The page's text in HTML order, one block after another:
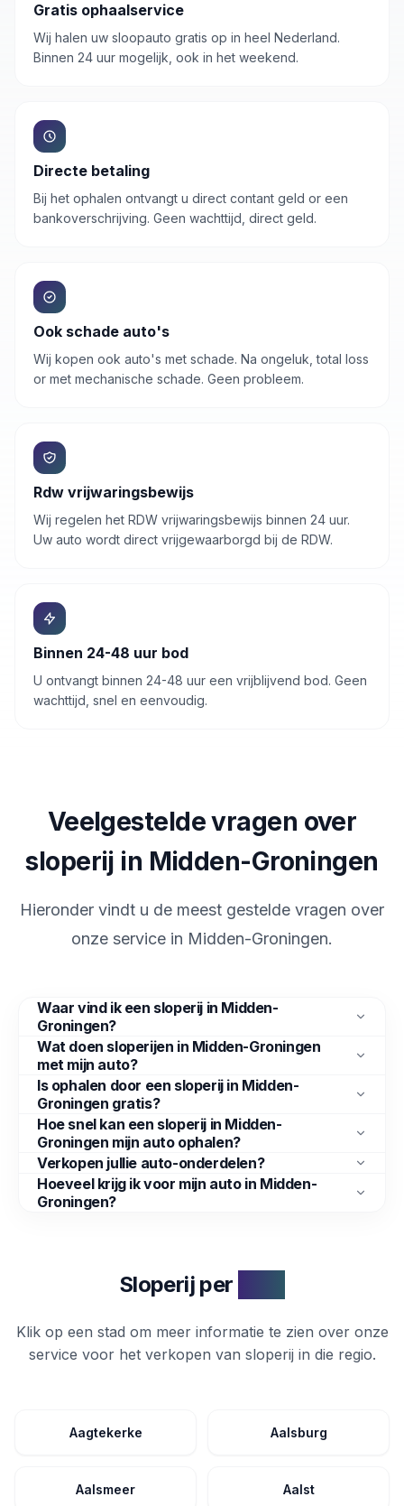
Gratis ophaalservice
Wij halen uw sloopauto gratis op in heel Nederland.
Binnen 24 uur mogelijk, ook in het weekend.
Directe betaling
Bij het ophalen ontvangt u direct contant geld or een
bankoverschrijving. Geen wachttijd, direct geld.
Ook schade auto's
Wij kopen ook auto's met schade. Na ongeluk, total loss
or met mechanische schade. Geen probleem.
Rdw vrijwaringsbewijs
Wij regelen het RDW vrijwaringsbewijs binnen 24 uur.
Uw auto wordt direct vrijgewaarborgd bij de RDW.
Binnen 24-48 uur bod
U ontvangt binnen 24-48 uur een vrijblijvend bod. Geen
wachttijd, snel en eenvoudig.
Veelgestelde vragen over
sloperij in Midden-Groningen
Hieronder vindt u de meest gestelde vragen over
onze service in Midden-Groningen.
Waar vind ik een sloperij in Midden-
Groningen?
Wat doen sloperijen in Midden-Groningen
met mijn auto?
Is ophalen door een sloperij in Midden-
Groningen gratis?
Hoe snel kan een sloperij in Midden-
Groningen mijn auto ophalen?
Verkopen jullie auto-onderdelen?
Hoeveel krijg ik voor mijn auto in Midden-
Groningen?
Sloperij per
Klik op een stad om meer informatie te zien over onze
service voor het verkopen van sloperij in die regio.
Aagtekerke Aalsburg
Aalsmeer Aalst